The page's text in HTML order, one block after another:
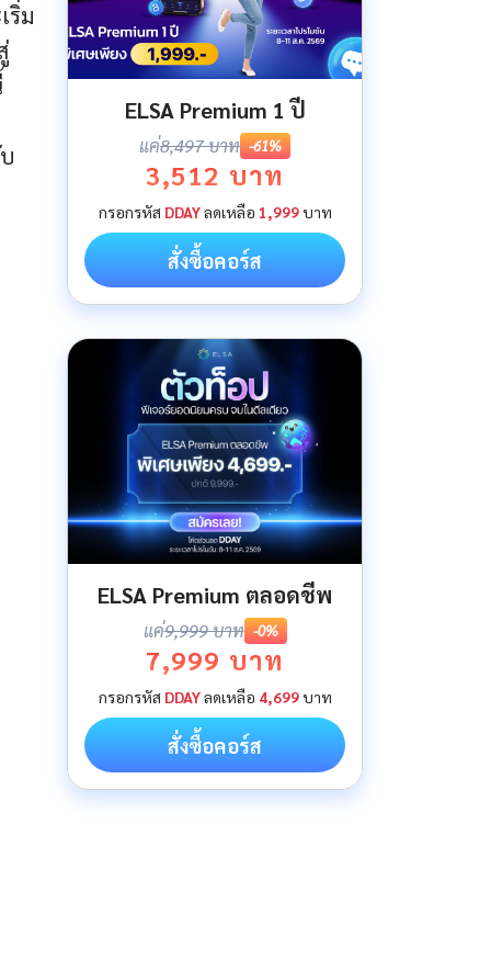
ริ่ม
ELSA Premium 1 ปี
แค่8,497 บาท -61%
3,512 บาท
กรอกรหัส DDAYลดเหลือ 1,999บาท
สั่งซื้อคอร์ส
ELSA Premium ตลอดชีพ
แค่9,999 บาท -0%
7,999 บาท
กรอกรหัส DDAYลดเหลือ 4,699บาท
สั่งซื้อคอร์ส